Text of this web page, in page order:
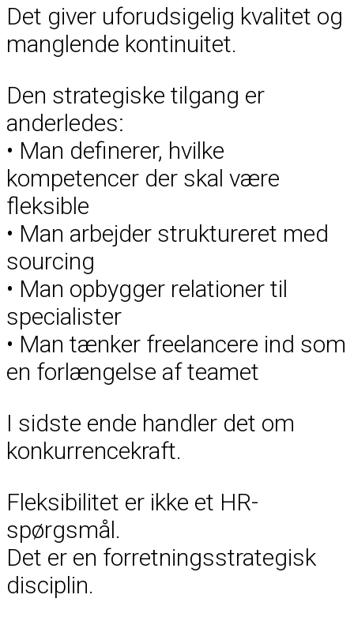
Det giver uforudsigelig kvalitet og
manglende kontinuitet.
Den strategiske tilgang er
anderledes:
• Man definerer, hvilke
kompetencer der skal være
fleksible
• Man arbejder struktureret med
sourcing
• Man opbygger relationer til
specialister
• Man tænker freelancere ind som
en forlængelse af teamet
I sidste ende handler det om
konkurrencekraft.
Fleksibilitet er ikke et HR-
spørgsmål.
Det er en forretningsstrategisk
disciplin.